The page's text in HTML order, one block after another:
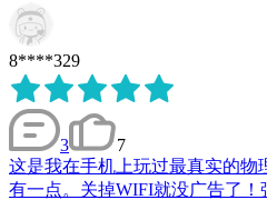
8****329
3
7
这是我在手机上玩过最真实的物
有一点。关掉WIFI就没广告了